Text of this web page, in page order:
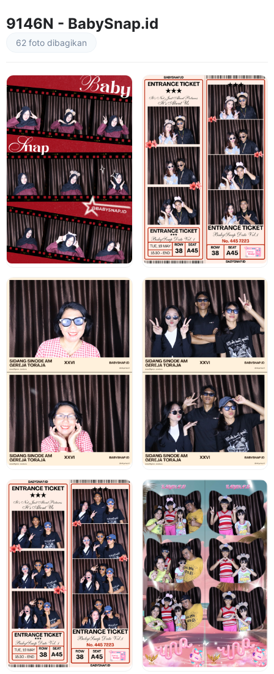
9146N - BabySnap.id
62 foto dibagikan